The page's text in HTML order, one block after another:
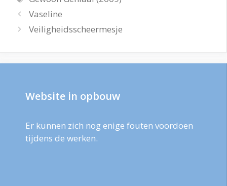
Vaseline
Veiligheidsscheermesje
Website in opbouw
Er kunnen zich nog enige fouten voordoen
tijdens de werken.